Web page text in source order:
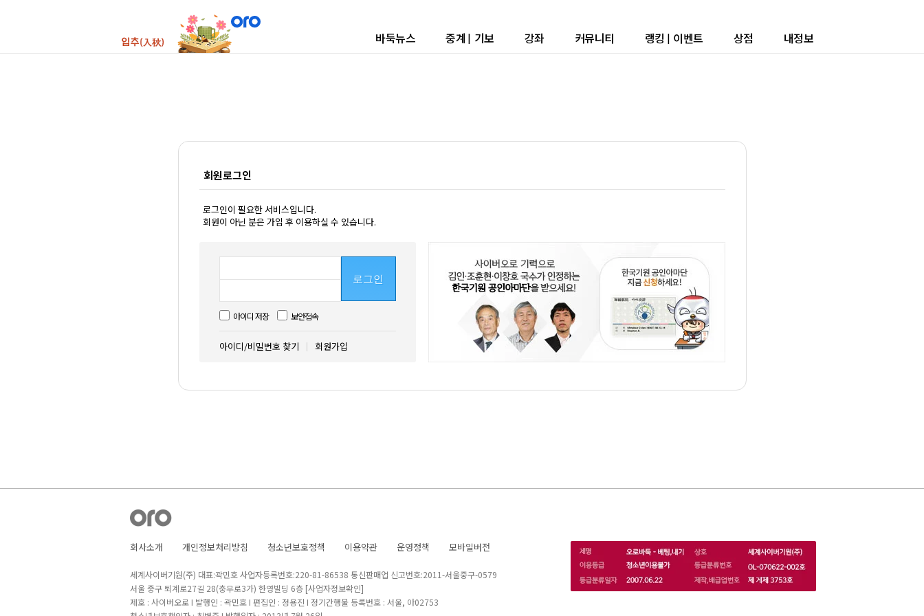
바둑뉴스 중계 | 기보 강좌 커뮤니티 랭킹 | 이벤트 상점 내정보
회원로그인
로그인이 필요한 서비스입니다.
회원이 아닌 분은 가입 후 이용하실 수 있습니다.
로그인
아이디 저장 보안접속
아이디/비밀번호 찾기 회원가입
회사소개 개인정보처리방침 청소년보호정책 이용약관 운영정책 모바일버전
세계사이버기원(주) 대표:곽민호 사업자등록번호:220-81-86538 통신판매업 신고번호:2011-서울중구-0579
서울 중구 퇴계로27길 28(충무로3가) 한영빌딩 6층 [사업자정보확인]
제호 : 사이버오로 I 발행인 : 곽민호 I 편집인 : 정용진 I 정기간행물 등록번호 : 서울, 아02753